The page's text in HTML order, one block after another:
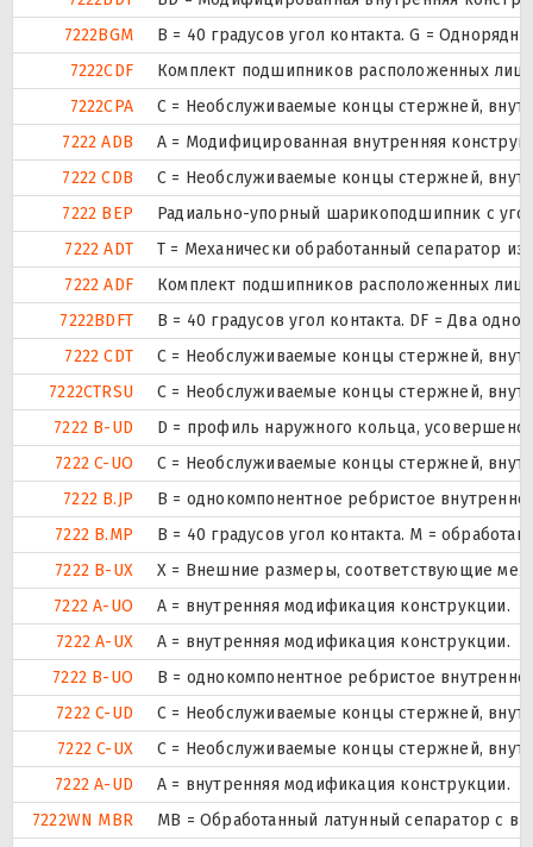
7222BGM
B = 40 градусов угол контакта. G =
7222CDF
Комплект подшипников расположенных
7222CPA
С = Необслуживаемые концы стержней,
7222 ADB
A = Модифицированная внутренняя
7222 CDB
С = Необслуживаемые концы стержней,
7222 BEP
Радиально-упорный шарикоподшипник с
7222 ADT
T = Механически обработанный сепаратор
7222 ADF
Комплект подшипников расположенных
7222BDFT
B = 40 градусов угол контакта. DF = Два
7222 CDT
С = Необслуживаемые концы стержней,
7222CTRSU
С = Необслуживаемые концы стержней,
7222 B-UD
D = профиль наружного кольца,
7222 C-UO
С = Необслуживаемые концы стержней,
7222 B.JP
B = однокомпонентное ребристое
7222 B.MP
B = 40 градусов угол контакта. M =
7222 B-UX
X = Внешние размеры, соответствующие
7222 A-UO
A = внутренняя модификация конструкции.
7222 A-UX
A = внутренняя модификация конструкции.
7222 B-UO
B = однокомпонентное ребристое
7222 C-UD
С = Необслуживаемые концы стержней,
7222 C-UX
С = Необслуживаемые концы стержней,
7222 A-UD
A = внутренняя модификация конструкции.
7222WN MBR
MB = Обработанный латунный сепаратор с